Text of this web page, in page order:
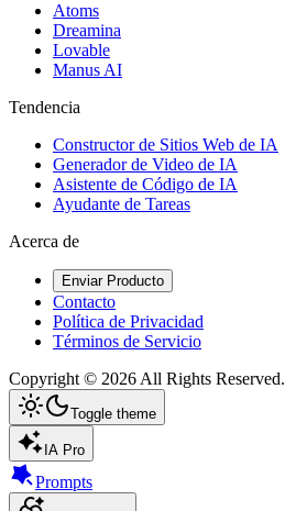
Atoms
Dreamina
Lovable
Manus AI
Tendencia
Constructor de Sitios Web de IA
Generador de Video de IA
Asistente de Código de IA
Ayudante de Tareas
Acerca de
Enviar Producto
Contacto
Política de Privacidad
Términos de Servicio
Copyright © 2026All Rights Reserved.
Toggle theme
IA Pro
Prompts